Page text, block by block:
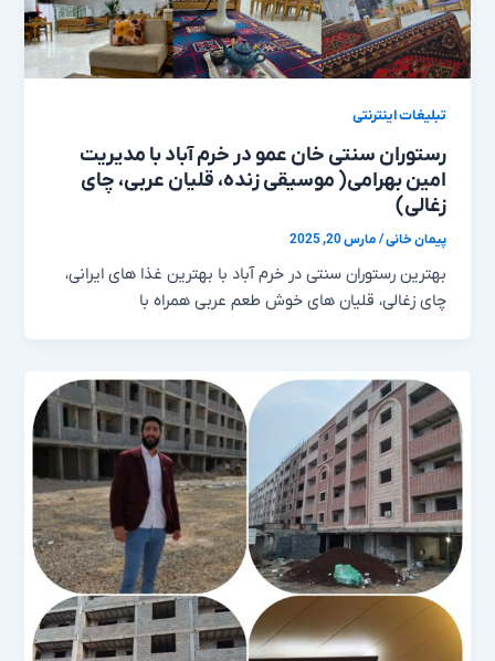
تبلیغات اینترنتی
رستوران سنتی خان عمو در خرم آباد با مدیریت
امین بهرامی( موسیقی زنده، قلیان عربی، چای
زغالی)
پیمان خانی/مارس 20, 2025
بهترین رستوران سنتی در خرم آباد با بهترین غذا های ایرانی،
چای زغالی، قلیان های خوش طعم عربی همراه با